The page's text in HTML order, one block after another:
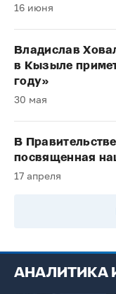
16 июня
Владислав
в Кызыле
году»
30 мая
В
посвященная
17 апреля
АНАЛИТИКА